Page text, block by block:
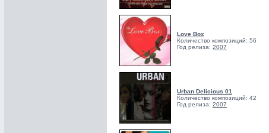
Love Box
Количество композиций: 56
Год релиза: 2007
Urban Delicious 01
Количество композиций: 42
Год релиза: 2007